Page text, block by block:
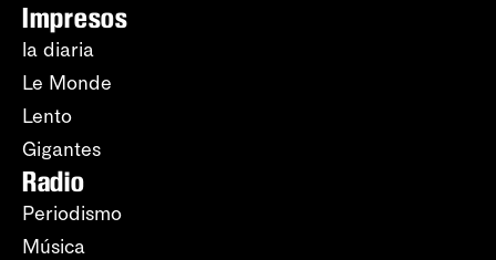
Impresos
la diaria
Le Monde
Lento
Gigantes
Radio
Periodismo
Música